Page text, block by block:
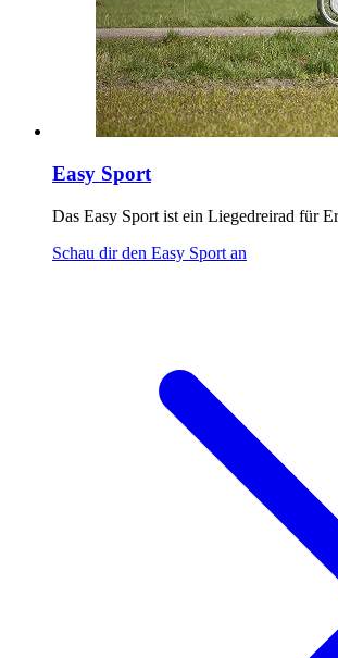
Easy Sport
Das Easy Sport ist ein Liegedreirad für
Schau dir den Easy Sport an